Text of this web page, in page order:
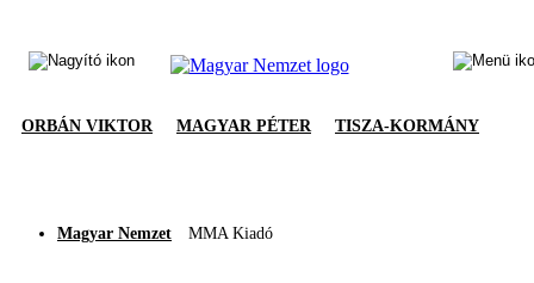
ORBÁN VIKTOR MAGYAR PÉTER TISZA-KORMÁNY
Magyar Nemzet MMA Kiadó